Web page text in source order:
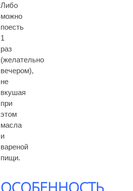
Либо
можно
поесть
1
раз
(желательно
вечером),
не
вкушая
при
этом
масла
и
вареной
пищи.